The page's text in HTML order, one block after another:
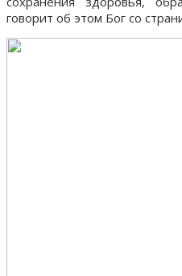
говорит об этом Бог со